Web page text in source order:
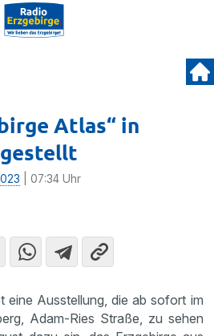
Atlas“ in
| 07:34 Uhr
eine Ausstellung, die ab sofort im
Adam-Ries Straße, zu sehen